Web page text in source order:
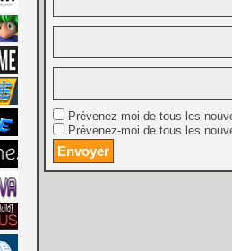
Prévenez-moi de tous les
Prévenez-moi de tous les